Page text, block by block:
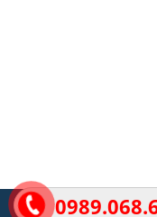
Thiết